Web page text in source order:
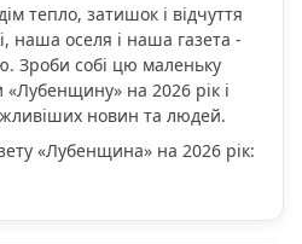
тепло, затишок і відчуття
наша оселя і наша газета -
Зроби собі цю маленьку
на 2026 рік і
новин та людей.
«Лубенщина» на 2026 рік: